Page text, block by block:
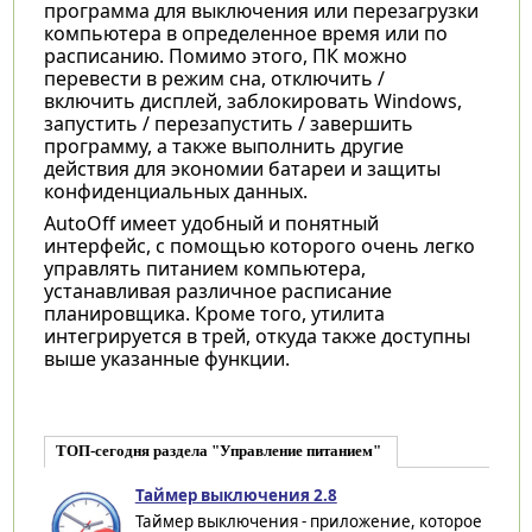
программа для выключения или перезагрузки
компьютера в определенное время или по
расписанию. Помимо этого, ПК можно
перевести в режим сна, отключить /
включить дисплей, заблокировать Windows,
запустить / перезапустить / завершить
программу, а также выполнить другие
действия для экономии батареи и защиты
конфиденциальных данных.
AutoOff имеет удобный и понятный
интерфейс, с помощью которого очень легко
управлять питанием компьютера,
устанавливая различное расписание
планировщика. Кроме того, утилита
интегрируется в трей, откуда также доступны
выше указанные функции.
ТОП-сегодня раздела "Управление питанием"
Таймер выключения 2.8
Таймер выключения - приложение, которое